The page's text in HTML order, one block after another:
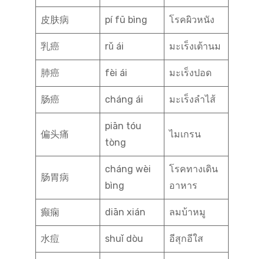
皮肤病 pí fū bìng โรคผิวหนัง
乳癌 rǔ ái มะเร็งเต้านม
肺癌 fèi ái มะเร็งปอด
肠癌 cháng ái มะเร็งลำไส้
偏头痛
piān tóu
tòng
ไมเกรน
肠胃病
cháng wèi
bìng
โรคทางเดิน
อาหาร
癫痫 diān xián ลมบ้าหมู
水痘 shuǐ dòu อีสุกอีใส